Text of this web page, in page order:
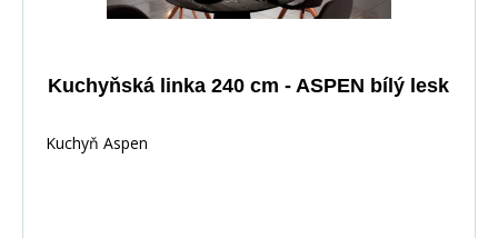
Kuchyňská linka 240 cm - ASPEN bílý lesk
Kuchyň Aspen